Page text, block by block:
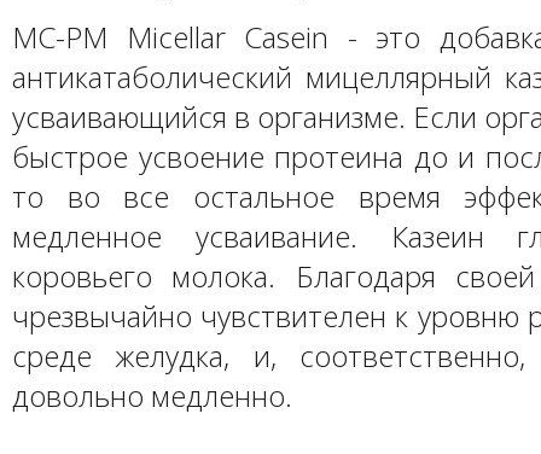
MC-PM Micellar Casein - это
антикатаболический мицеллярный
усваивающийся в организме. Если
быстрое усвоение протеина до и
то во все остальное время
медленное усваивание. Казеин
коровьего молока. Благодаря
чрезвычайно чувствителен к уровню
среде желудка, и, соответственно,
довольно медленно.